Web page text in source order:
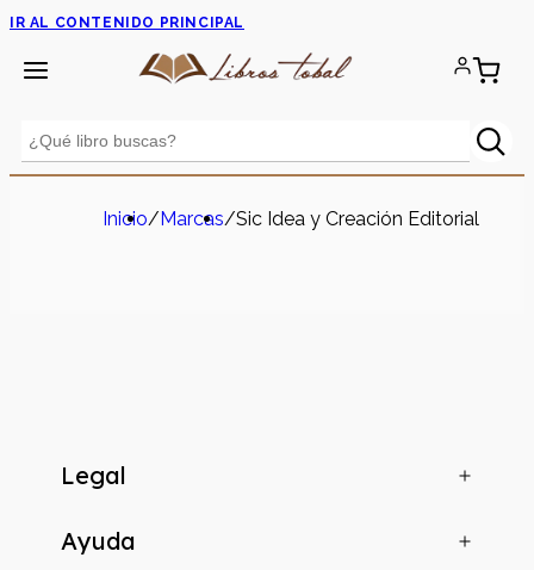
IR AL CONTENIDO PRINCIPAL
Inicio/Marcas/Sic Idea y Creación Editorial
Legal
Ayuda